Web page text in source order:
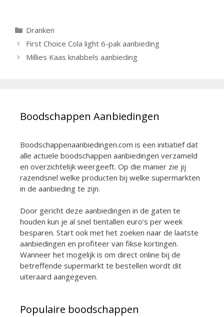
Categorieën
Dranken
Berichtnavigatie
First Choice Cola light 6-pak aanbieding
Millies Kaas knabbels aanbieding
Boodschappen Aanbiedingen
Boodschappenaanbiedingen.com is een initiatief dat
alle actuele boodschappen aanbiedingen verzameld
en overzichtelijk weergeeft. Op die manier zie jij
razendsnel welke producten bij welke supermarkten
in de aanbieding te zijn.
Door gericht deze aanbiedingen in de gaten te
houden kun je al snel tientallen euro’s per week
besparen. Start ook met het zoeken naar de laatste
aanbiedingen en profiteer van fikse kortingen.
Wanneer het mogelijk is om direct online bij de
betreffende supermarkt te bestellen wordt dit
uiteraard aangegeven.
Populaire boodschappen